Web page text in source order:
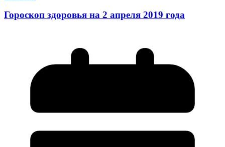
Гороскоп здоровья на 2 апреля 2019 года